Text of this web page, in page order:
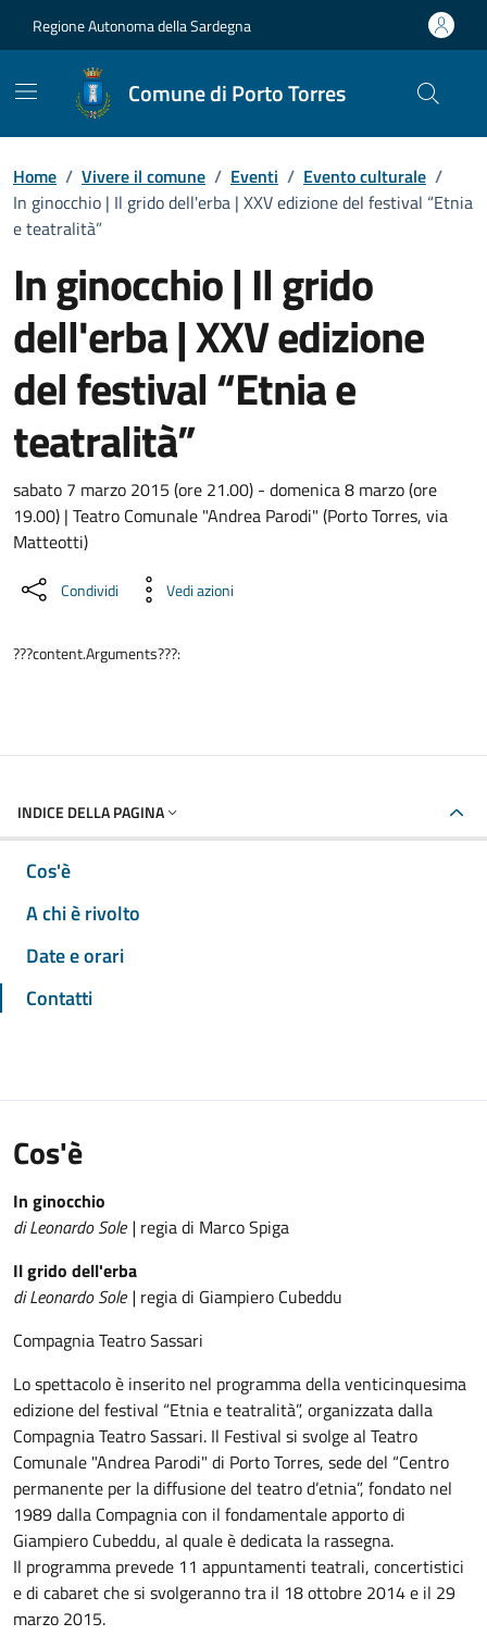
Regione Autonoma della Sardegna
Comune di Porto Torres
Home / Vivere il comune / Eventi / Evento culturale /
In ginocchio | Il grido dell'erba | XXV edizione del festival “Etnia
e teatralità”
In ginocchio | Il grido
dell'erba | XXV edizione
del festival “Etnia e
teatralità”
Dettaglio dell'evento
sabato 7 marzo 2015 (ore 21.00) - domenica 8 marzo (ore
19.00) | Teatro Comunale "Andrea Parodi" (Porto Torres, via
Matteotti)
Condividi Vedi azioni
???content.Arguments???:
INDICE DELLA PAGINA
Cos'è
A chi è rivolto
Date e orari
Contatti
Cos'è
In ginocchio
di Leonardo Sole | regia di Marco Spiga
Il grido dell'erba
di Leonardo Sole | regia di Giampiero Cubeddu
Compagnia Teatro Sassari
Lo spettacolo è inserito nel programma della venticinquesima
edizione del festival “Etnia e teatralità”, organizzata dalla
Compagnia Teatro Sassari. Il Festival si svolge al Teatro
Comunale "Andrea Parodi" di Porto Torres, sede del “Centro
permanente per la diffusione del teatro d’etnia”, fondato nel
1989 dalla Compagnia con il fondamentale apporto di
Giampiero Cubeddu, al quale è dedicata la rassegna.
Il programma prevede 11 appuntamenti teatrali, concertistici
e di cabaret che si svolgeranno tra il 18 ottobre 2014 e il 29
marzo 2015.